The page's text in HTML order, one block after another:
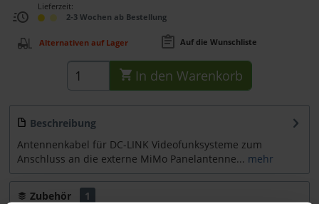
Lieferzeit:
2-3 Wochen ab Bestellung
Alternativen auf Lager Auf die Wunschliste
In den Warenkorb
Beschreibung
Antennenkabel für DC-LINK Videofunksysteme zum
Anschluss an die externe MiMo Panelantenne... mehr
Zubehör
1